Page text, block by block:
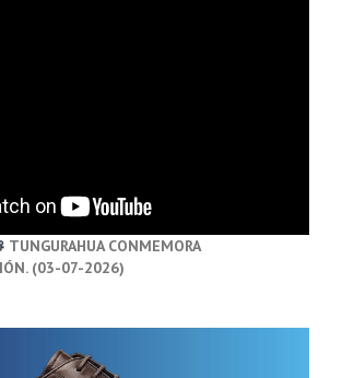
TUNGURAHUA CONMEMORA
(03-07-2026)